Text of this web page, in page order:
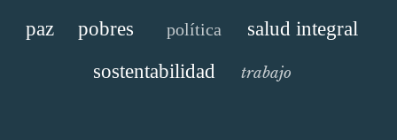
paz pobres política
salud integral
sostentabilidad
trabajo